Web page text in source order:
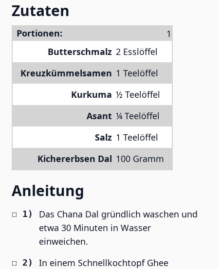
Zutaten
Portionen:
Butterschmalz 2 Esslöffel
Kreuzkümmelsamen 1 Teelöffel
Kurkuma ½ Teelöffel
Asant ¼ Teelöffel
Salz 1 Teelöffel
Kichererbsen Dal 100 Gramm
Anleitung
Das Chana Dal gründlich waschen und
etwa 30 Minuten in Wasser
einweichen.
In einem Schnellkochtopf Ghee